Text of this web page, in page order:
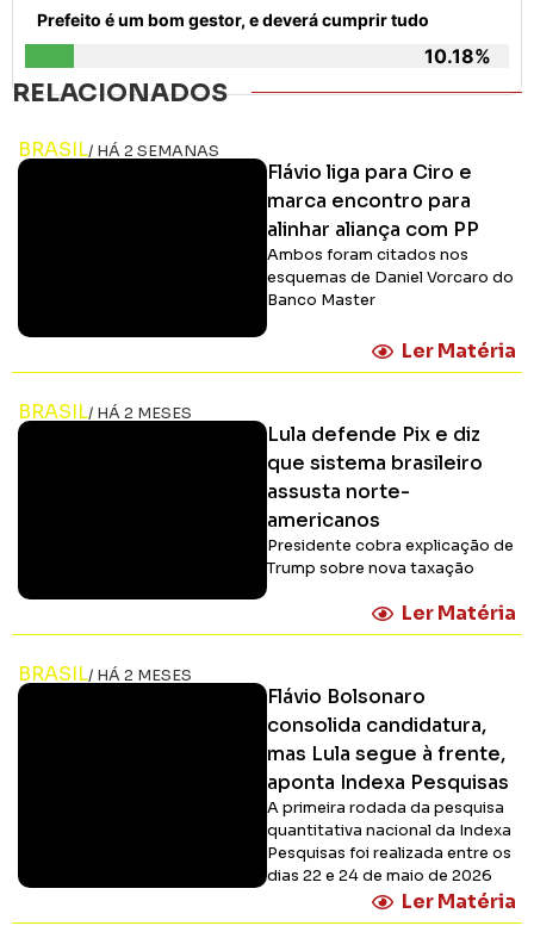
Prefeito é um bom gestor, e deverá cumprir tudo
10.18%
RELACIONADOS
BRASIL/ HÁ 2 SEMANAS
Flávio liga para Ciro e
marca encontro para
alinhar aliança com PP
Ambos foram citados nos
esquemas de Daniel Vorcaro do
Banco Master
Ler Matéria
BRASIL/ HÁ 2 MESES
Lula defende Pix e diz
que sistema brasileiro
assusta norte-
americanos
Presidente cobra explicação de
Trump sobre nova taxação
Ler Matéria
BRASIL/ HÁ 2 MESES
Flávio Bolsonaro
consolida candidatura,
mas Lula segue à frente,
aponta Indexa Pesquisas
A primeira rodada da pesquisa
quantitativa nacional da Indexa
Pesquisas foi realizada entre os
dias 22 e 24 de maio de 2026
Ler Matéria